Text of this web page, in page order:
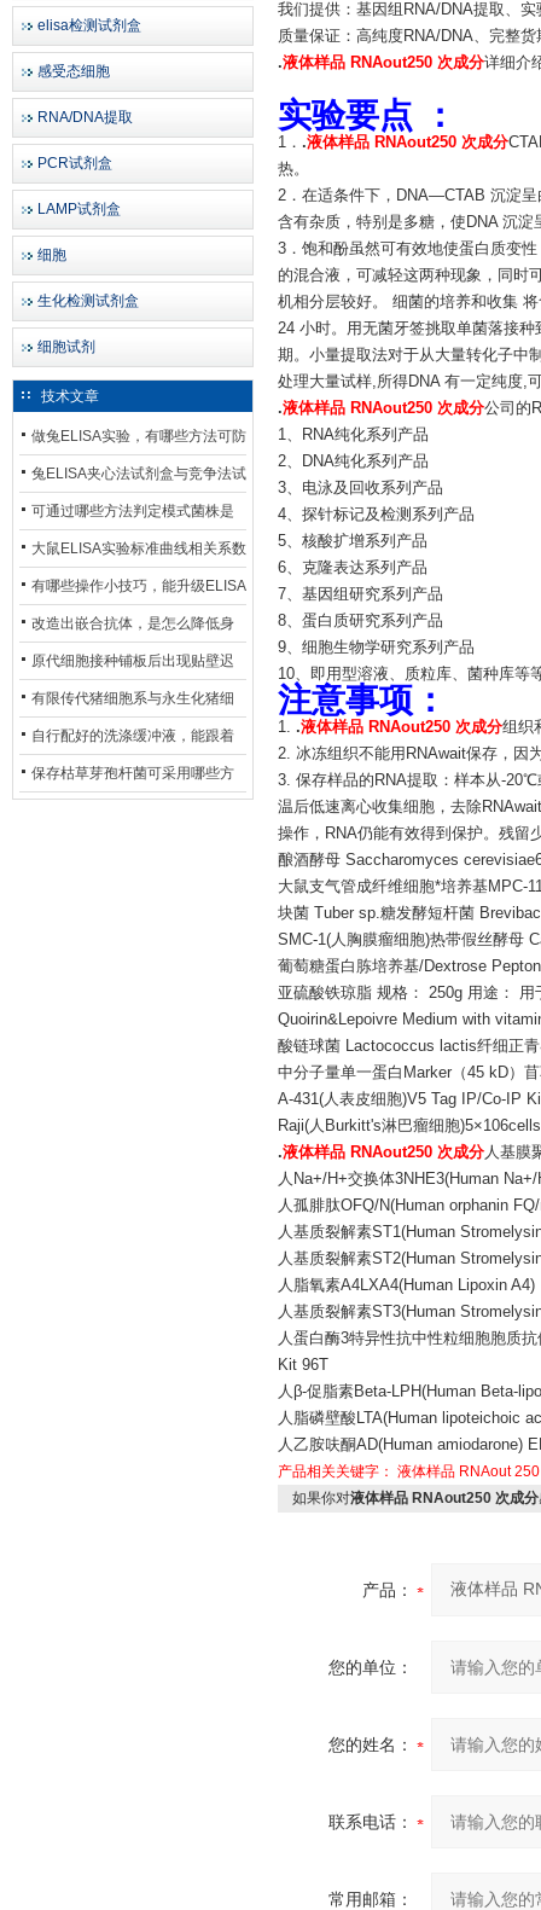
elisa检测试剂盒
感受态细胞
RNA/DNA提取
PCR试剂盒
LAMP试剂盒
细胞
生化检测试剂盒
细胞试剂
技术文章
做兔ELISA实验，有哪些方法可防
止平台效应发生？
兔ELISA夹心法试剂盒与竞争法试
剂盒，适用检测场景存在哪些差
异？
可通过哪些方法判定模式菌株是
否存在杂菌污染？
大鼠ELISA实验标准曲线相关系数
偏低，可从哪些维度开展问题排
查？
有哪些操作小技巧，能升级ELISA
的LOD与LOQ性能？
改造出嵌合抗体，是怎么降低身
体生成抗鼠抗体（HAMA）的？
原代细胞接种铺板后出现贴壁迟
缓、悬浮细胞数量偏多的现象的
主要诱因
有限传代猪细胞系与永生化猪细
胞系，二者在增殖存活周期上有
什么区别？
自行配好的洗涤缓冲液，能跟着
试剂盒原装干粉放一处储存吗？
保存枯草芽孢杆菌可采用哪些方
我们提供：基因组RNA/DNA提取、实
质量保证：高纯度RNA/DNA、完整货
.液体样品 RNAout250 次成分详细介
实验要点 ：
1． .液体样品 RNAout250 次成分
热。
2．在适条件下，DNA—CTAB 沉淀
含有杂质，特别是多糖，使DNA 沉
3．饱和酚虽然可有效地使蛋白质变
的混合液，可减轻这两种现象，同时
机相分层较好。 细菌的培养和收集
24 小时。用无菌牙签挑取单菌落接
期。小量提取法对于从大量转化子中
处理大量试样,所得DNA 有一定纯度,
.液体样品 RNAout250 次成分公司的
1、RNA纯化系列产品
2、DNA纯化系列产品
3、电泳及回收系列产品
4、探针标记及检测系列产品
5、核酸扩增系列产品
6、克隆表达系列产品
7、基因组研究系列产品
8、蛋白质研究系列产品
9、细胞生物学研究系列产品
10、即用型溶液、质粒库、菌种库等
注意事项：
1. .液体样品 RNAout250 次成分组织
2. 冰冻组织不能用RNAwait保存，因
3. 保存样品的RNA提取：样本从-
温后低速离心收集细胞，去除
操作，RNA仍能有效得到保护。残留
酿酒酵母 Saccharomyces
大鼠支气管成纤维细胞*培养基MPC-
块菌 Tuber sp.糖发酵短杆菌
SMC-1(人胸膜瘤细胞)热带假丝酵母
葡萄糖蛋白胨培养基/Dextrose
亚硫酸铁琼脂 规格： 250g 用途：
Quoirin&Lepoivre Medium with
酸链球菌 Lactococcus lactis纤细正
中分子量单一蛋白Marker（45 kD）
A-431(人表皮细胞)V5 Tag IP/Co-IP
Raji(人Burkitt's淋巴瘤细胞
.液体样品 RNAout250 次成分人基膜
人Na+/H+交换体3NHE3(Human
人孤腓肽OFQ/N(Human orphanin
人基质裂解素ST1(Human
人基质裂解素ST2(Human
人脂氧素A4LXA4(Human Lipoxin
人基质裂解素ST3(Human
人蛋白酶3特异性抗中性粒细胞胞质
Kit 96T
人β-促脂素Beta-LPH(Human Beta-
人脂磷壁酸LTA(Human lipoteichoic
人乙胺呋酮AD(Human amiodarone)
产品相关关键字： 液体样品 RNAout
如果你对液体样品 RNAout250 次成分
产品：
您的单位：
您的姓名：
联系电话：
常用邮箱：